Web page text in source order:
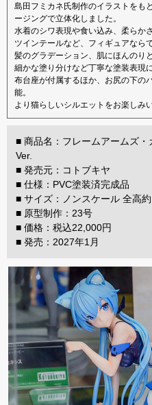
島田フミカネ氏制作のイラストをも
ージングで立体化しました。
水着のシワ表現や食い込み、柔らか
ツインテールなど、フィギュアなら
髪のグラデーション、肌にほんのり
細かな塗り分けなど丁寧な塗装表現
布台座が付属するほか、お尻の下の
能。
より猫らしいシルエットをお楽しみ
■ 商品名：フレームアームズ
Ver.
■ 発売元：コトブキヤ
■ 仕様：PVC塗装済完成品
■ サイズ：ノンスケール 全高
■ 原型制作：23号
■ 価格：税込22,000円
■ 発売：2027年1月